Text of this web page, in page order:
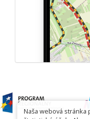
Naša webová stránka